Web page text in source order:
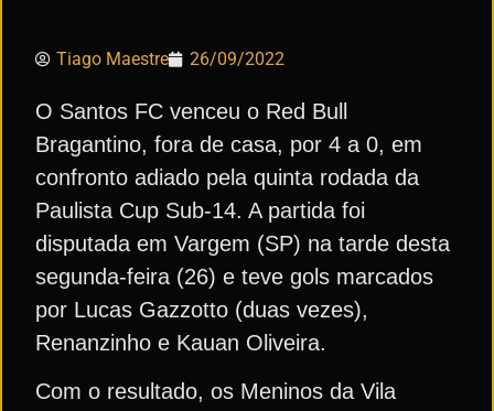
Tiago Maestre 26/09/2022
O Santos FC venceu o Red Bull
Bragantino, fora de casa, por 4 a 0, em
confronto adiado pela quinta rodada da
Paulista Cup Sub-14. A partida foi
disputada em Vargem (SP) na tarde desta
segunda-feira (26) e teve gols marcados
por Lucas Gazzotto (duas vezes),
Renanzinho e Kauan Oliveira.
Com o resultado, os Meninos da Vila